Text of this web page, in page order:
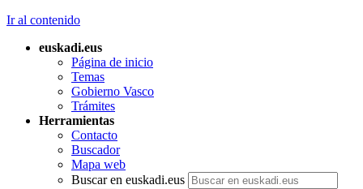
Ir al contenido
euskadi.eus
Página de inicio
Temas
Gobierno Vasco
Trámites
Herramientas
Contacto
Buscador
Mapa web
Buscar en euskadi.eus